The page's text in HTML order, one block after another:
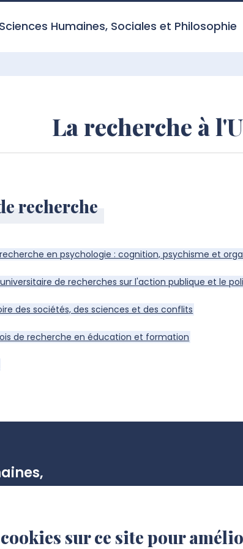
Humaines, Sociales et Philosophie
La recherche à
recherche
en psychologie : cognition, psychisme et
de recherches sur l'action publique et le
des sociétés, des sciences et des conflits
de recherche en éducation et formation
sur ce site pour